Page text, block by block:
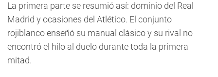
La primera parte se resumió así: dominio del Real
Madrid y ocasiones del Atlético. El conjunto
rojiblanco enseñó su manual clásico y su rival no
encontró el hilo al duelo durante toda la primera
mitad.